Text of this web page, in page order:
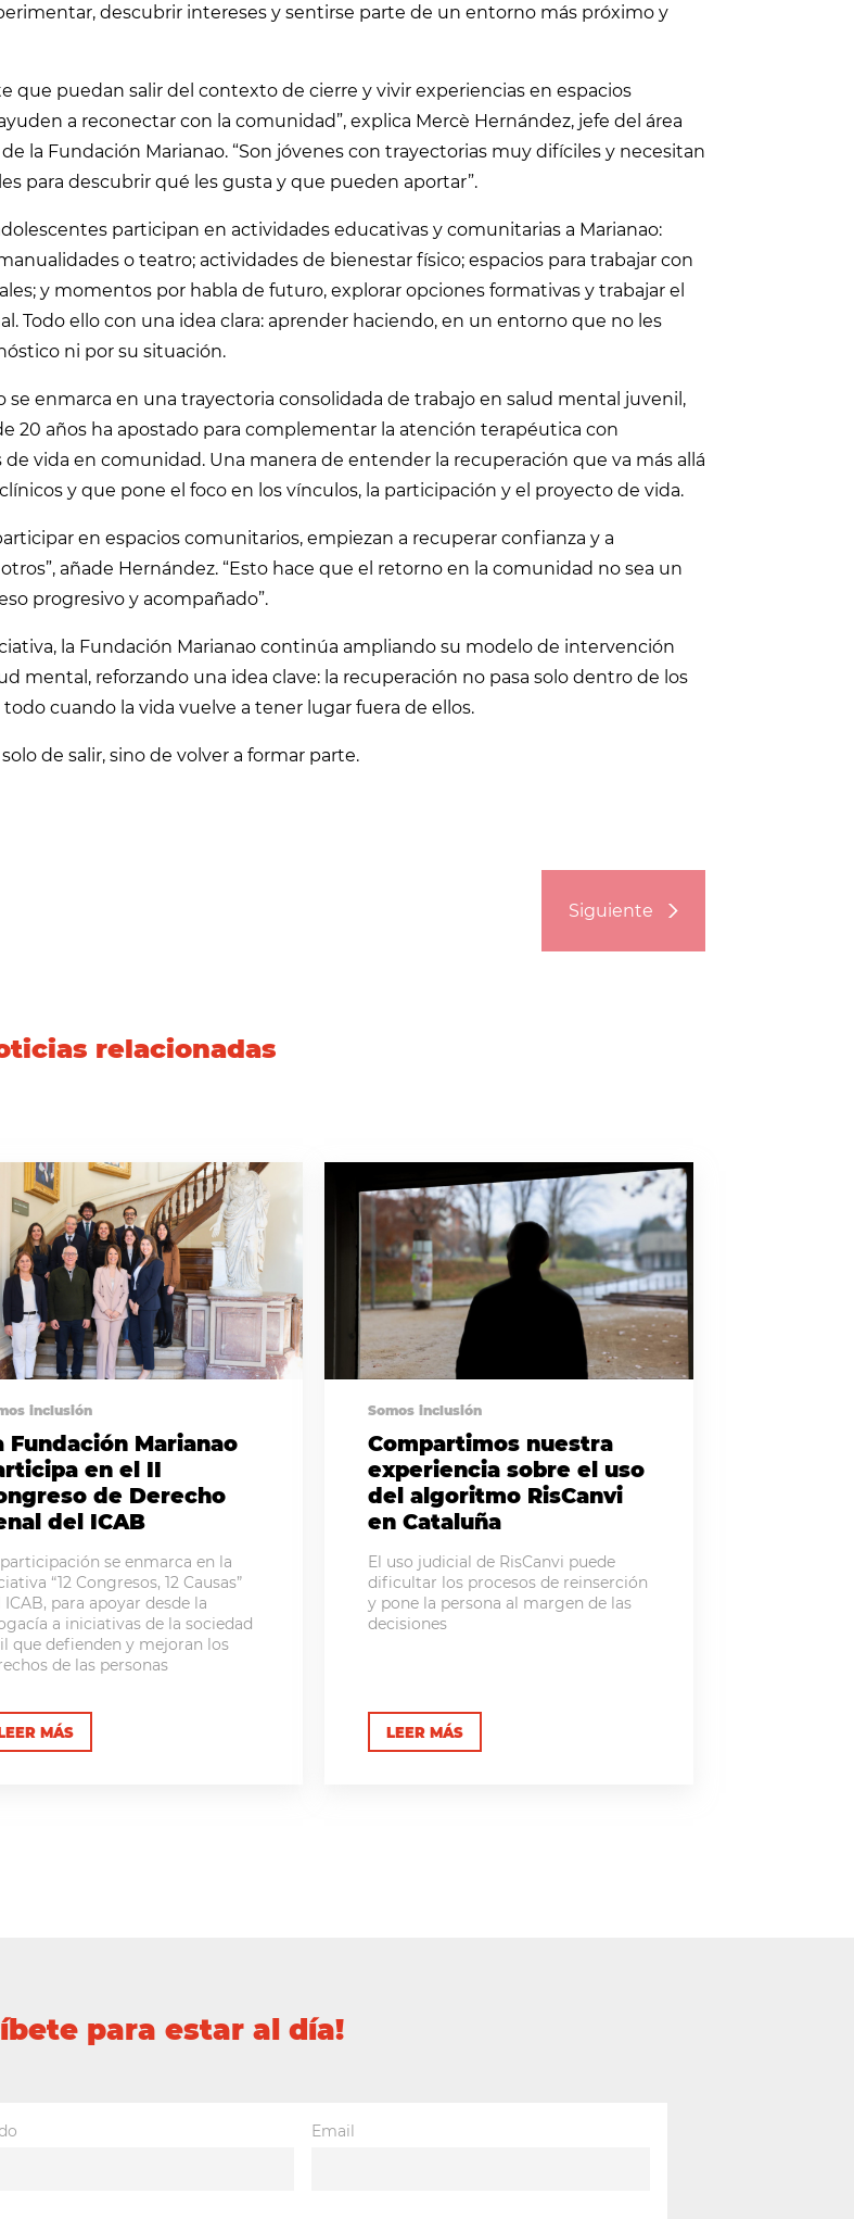
descubrir intereses y sentirse parte de un entorno más próximo y
que puedan salir del contexto de cierre y vivir experiencias en espacios
a reconectar con la comunidad”, explica Mercè Hernández, jefe del área
la Fundación Marianao. “Son jóvenes con trayectorias muy difíciles y necesitan
para descubrir qué les gusta y que pueden aportar”.
participan en actividades educativas y comunitarias a Marianao:
o teatro; actividades de bienestar físico; espacios para trabajar con
y momentos por habla de futuro, explorar opciones formativas y trabajar el
Todo ello con una idea clara: aprender haciendo, en un entorno que no les
ni por su situación.
se enmarca en una trayectoria consolidada de trabajo en salud mental juvenil,
20 años ha apostado para complementar la atención terapéutica con
de vida en comunidad. Una manera de entender la recuperación que va más allá
y que pone el foco en los vínculos, la participación y el proyecto de vida.
en espacios comunitarios, empiezan a recuperar confianza y a
añade Hernández. “Esto hace que el retorno en la comunidad no sea un
progresivo y acompañado”.
la Fundación Marianao continúa ampliando su modelo de intervención
mental, reforzando una idea clave: la recuperación no pasa solo dentro de los
cuando la vida vuelve a tener lugar fuera de ellos.
de salir, sino de volver a formar parte.
Siguiente
relacionadas
inclusión
Fundación Marianao
en el II
de Derecho
del ICAB
se enmarca en la
“12 Congresos, 12 Causas”
ICAB, para apoyar desde la
a iniciativas de la sociedad
que defienden y mejoran los
de las personas
MÁS
Somos inclusión
Compartimos nuestra
experiencia sobre el uso
del algoritmo RisCanvi
en Cataluña
El uso judicial de RisCanvi puede
dificultar los procesos de reinserción
y pone la persona al margen de las
decisiones
LEER MÁS
para estar al día!
Email